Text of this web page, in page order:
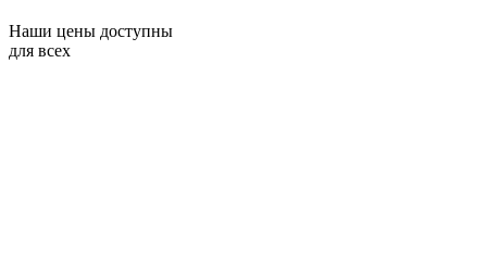
Наши цены доступны
для всех